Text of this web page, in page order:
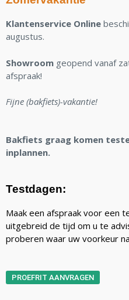
Klantenservice Online
augustus.
Showroom geopend vanaf
afspraak!
Fijne (bakfiets)-vakantie!
Bakfiets graag komen
inplannen.
Testdagen:
Maak een afspraak voor een
uitgebreid de tijd om u te
proberen waar uw voorkeur
PROEFRIT AANVRAGEN